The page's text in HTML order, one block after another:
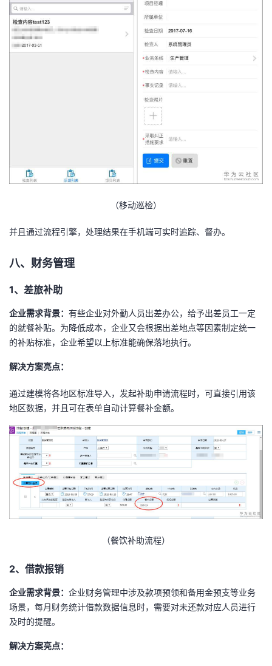
（移动巡检）
并且通过流程引擎，处理结果在手机端可实时追踪、督办。
八、财务管理
1、差旅补助
企业需求背景： 有些企业对外勤人员出差办公，给予出差员工一定
的就餐补贴。为降低成本，企业又会根据出差地点等因素制定统一
的补贴标准，企业希望以上标准能确保落地执行。
解决方案亮点：
通过建模将各地区标准导入，发起补助申请流程时，可直接引用该
地区数据，并且可在表单自动计算餐补金额。
（餐饮补助流程）
2、借款报销
企业需求背景： 企业财务管理中涉及款项预领和备用金预支等业务
场景，每月财务统计借款数据信息时，需要对未还款对应人员进行
及时的提醒。
解决方案亮点：